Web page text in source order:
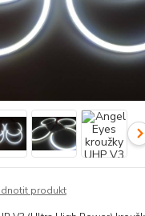
produkt